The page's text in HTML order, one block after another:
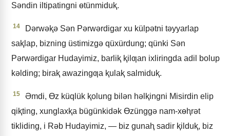
Sǝndin iltipatingni ɵtünmiduⱪ.
14
Dǝrwǝⱪǝ Sǝn Pǝrwǝrdigar xu külpǝtni tǝyyarlap
saⱪlap, bizning üstimizgǝ qüxürdung; qünki Sǝn
Pǝrwǝrdigar Hudayimiz, barliⱪ ⱪilƣan ixliringda adil bolup
kǝlding; biraⱪ awazingƣa ⱪulaⱪ salmiduⱪ.
15
Əmdi, Ɵz küqlük ⱪolung bilǝn hǝlⱪingni Misirdin elip
qiⱪting, xunglaxⱪa bügünkidǝk Ɵzünggǝ nam-xɵⱨrǝt
tikliding, i Rǝb Hudayimiz, — biz gunaⱨ sadir ⱪilduⱪ, biz